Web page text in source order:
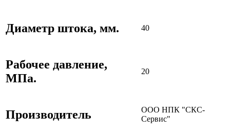
Диаметр штока, мм. 40
Рабочее давление,
МПа.
20
Производитель
ООО НПК "СКС-
Сервис"